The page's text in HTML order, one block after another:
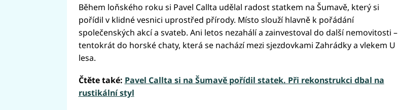
Během loňského roku si Pavel Callta udělal radost statkem na Šumavě, který si
pořídil v klidné vesnici uprostřed přírody. Místo slouží hlavně k pořádání
společenských akcí a svateb. Ani letos nezahálí a zainvestoval do další nemovitosti –
tentokrát do horské chaty, která se nachází mezi sjezdovkami Zahrádky a vlekem U
lesa.
Čtěte také: Pavel Callta si na Šumavě pořídil statek. Při rekonstrukci dbal na
rustikální styl